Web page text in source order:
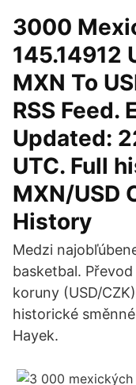
3000
145.14912
MXN To
RSS Feed.
Updated:
UTC. Full
MXN/USD
History
Medzi
basketbal.
koruny (USD/
historické
Hayek.